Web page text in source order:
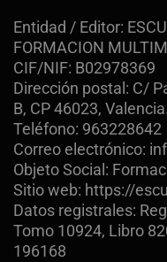
Entidad / Editor:
FORMACION
CIF/NIF: B02978369
Dirección postal: C/
B, CP 46023,
Teléfono: 963228642
Correo electrónico:
Objeto Social:
Sitio web: https://
Datos registrales:
Tomo 10924, Libro
196168